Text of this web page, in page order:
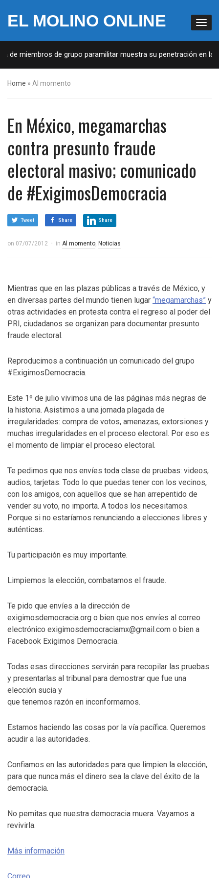
EL MOLINO ONLINE
miembros de grupo paramilitar muestra su penetración en la
Home » Al momento
En México, megamarchas
contra presunto fraude
electoral masivo; comunicado
de #ExigimosDemocracia
Tweet Share Share
on 07/07/2012 in Al momento, Noticias
Mientras que en las plazas públicas a través de México, y
en diversas partes del mundo tienen lugar “megamarchas” y
otras actividades en protesta contra el regreso al poder del
PRI, ciudadanos se organizan para documentar presunto
fraude electoral.
Reproducimos a continuación un comunicado del grupo
#ExigimosDemocracia.
Este 1º de julio vivimos una de las páginas más negras de
la historia. Asistimos a una jornada plagada de
irregularidades: compra de votos, amenazas, extorsiones y
muchas irregularidades en el proceso electoral. Por eso es
el momento de limpiar el proceso electoral.
Te pedimos que nos envíes toda clase de pruebas: videos,
audios, tarjetas. Todo lo que puedas tener con los vecinos,
con los amigos, con aquellos que se han arrepentido de
vender su voto, no importa. A todos los necesitamos.
Porque si no estaríamos renunciando a elecciones libres y
auténticas.
Tu participación es muy importante.
Limpiemos la elección, combatamos el fraude.
Te pido que envíes a la dirección de
exigimosdemocracia.org o bien que nos envíes al correo
electrónico exigimosdemocraciamx@gmail.com o bien a
Facebook Exigimos Democracia.
Todas esas direcciones servirán para recopilar las pruebas
y presentarlas al tribunal para demostrar que fue una
elección sucia y
que tenemos razón en inconformarnos.
Estamos haciendo las cosas por la vía pacífica. Queremos
acudir a las autoridades.
Confiamos en las autoridades para que limpien la elección,
para que nunca más el dinero sea la clave del éxito de la
democracia.
No pemitas que nuestra democracia muera. Vayamos a
revivirla.
Más información